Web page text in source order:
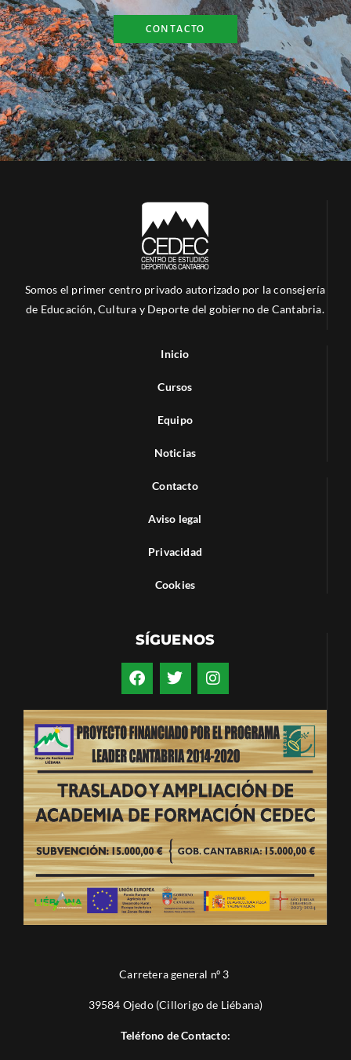
CONTACTO
Somos el primer centro privado autorizado por la consejería
de Educación, Cultura y Deporte del gobierno de Cantabria.
Inicio
Cursos
Equipo
Noticias
Contacto
Aviso legal
Privacidad
Cookies
SÍGUENOS
Carretera general nº 3
39584 Ojedo (Cillorigo de Liébana)
Teléfono de Contacto: